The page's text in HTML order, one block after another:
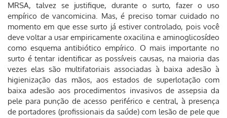
MRSA, talvez se justifique, durante o surto, fazer o uso
empírico de vancomicina. Mas, é preciso tomar cuidado no
momento em que esse surto já estiver controlado, pois você
deve voltar a usar empiricamente oxacilina e aminoglicosídeo
como esquema antibiótico empírico. O mais importante no
surto é tentar identificar as possíveis causas, na maioria das
vezes elas são multifatoriais associadas à baixa adesão à
higienização das mãos, aos estados de superlotação com
baixa adesão aos procedimentos invasivos de assepsia da
pele para punção de acesso periférico e central, à presença
de portadores (profissionais da saúde) com lesão de pele que